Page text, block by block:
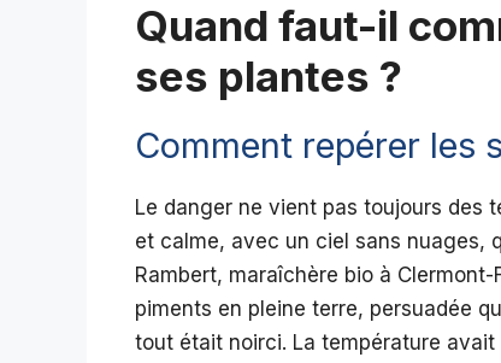
Quand faut-il
ses plantes ?
Comment repérer les
Le danger ne vient pas toujours des
et calme, avec un ciel sans nuages,
Rambert, maraîchère bio à Clermont-
piments en pleine terre, persuadée
tout était noirci. La température